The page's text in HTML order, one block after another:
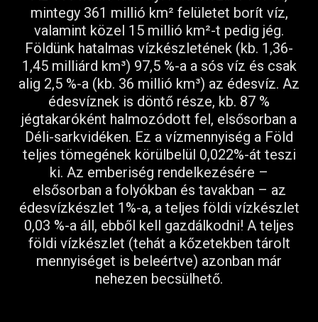
mintegy 361 millió km² felületet borít víz,
valamint közel 15 millió km²-t pedig jég.
Földünk hatalmas vízkészletének (kb. 1,36-
1,45 milliárd km³) 97,5 %-a a sós víz és csak
alig 2,5 %-a (kb. 36 millió km³) az édesvíz. Az
édesvíznek is döntő része, kb. 87 %
jégtakaróként halmozódott fel, elsősorban a
Déli-sarkvidéken. Ez a vízmennyiség a Föld
teljes tömegének körülbelül 0,022%-át teszi
ki. Az emberiség rendelkezésére –
elsősorban a folyókban és tavakban – az
édesvízkészlet 1%-a, a teljes földi vízkészlet
0,03 %-a áll, ebből kell gazdálkodni! A teljes
földi vízkészlet (tehát a kőzetekben tárolt
mennyiséget is beleértve) azonban már
nehezen becsülhető.